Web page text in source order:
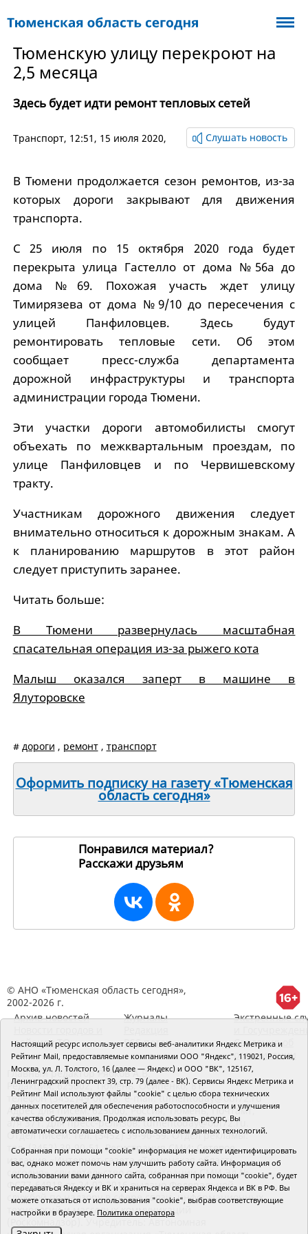
Тюменскую улицу перекроют на
2,5 месяца
Здесь будет идти ремонт тепловых сетей
Транспорт, 12:51, 15 июля 2020, Слушать новость
В Тюмени продолжается сезон ремонтов, из-за
которых дороги закрывают для движения
транспорта.
С 25 июля по 15 октября 2020 года будет
перекрыта улица Гастелло от дома №56а до
дома №69. Похожая участь ждет улицу
Тимирязева от дома №9/10 до пересечения с
улицей Панфиловцев. Здесь будут
ремонтировать тепловые сети. Об этом
сообщает пресс-служба департамента
дорожной инфраструктуры и транспорта
администрации города Тюмени.
Эти участки дороги автомобилисты смогут
объехать по межквартальным проездам, по
улице Панфиловцев и по Червишевскому
тракту.
Участникам дорожного движения следует
внимательно относиться к дорожным знакам. А
к планированию маршрутов в этот район
следует приступить заранее.
Читать больше:
В Тюмени развернулась масштабная
спасательная операция из-за рыжего кота
Малыш оказался заперт в машине в
Ялуторовске
# дороги , ремонт, транспорт
Оформить подписку на газету «Тюменская
область сегодня»
Понравился материал?
Расскажи друзьям
© АНО «Тюменская область сегодня»,
2002-2026 г.
Архив новостей
районов ТО
Журналы
RSS поток
Экстренные
Сведения об
организации
Главный редактор Рябков А.В.
Редакция: 625002, Тюмень, Осипенко, 81,
телефон (3452)49-00-18, e-mail: tumentoday@obl72.ru
Адрес для писем: 625000, Россия, Тюмень, Почтамт,
а/я 371. Для пресс-релизов: tumentoday@obl72.ru.
Отдел писем: тел. (3452) 39-90-59. Отдел рекламы:
тел. (3452) 39-90-51. Регистрация СМИ: Сетевое
издание «Интернет-газета «Тюменская область
сегодня», свидетельство о регистрации СМИ Эл №
ФС77-64918 от 24.02.2016 выдано Федеральной
службой по надзору в сфере связи, информационных
технологий и массовых коммуникаций
(Роскомнадзор). Учредитель: Автономная
Настоящий ресурс использует сервисы веб-аналитики Яндекс Метрика и
Рейтинг Mail, предоставляемые компаниями ООО "Яндекс", 119021, Россия,
Москва, ул. Л. Толстого, 16 (далее — Яндекс) и ООО "ВК", 125167,
Ленинградский проспект 39, стр. 79 (далее - ВК). Сервисы Яндекс Метрика и
Рейтинг Mail используют файлы "cookie" с целью сбора технических
данных посетителей для обеспечения работоспособности и улучшения
качества обслуживания. Продолжая использовать ресурс, Вы
автоматически соглашаетесь с использованием данных технологий.
Собранная при помощи "cookie" информация не может идентифицировать
вас, однако может помочь нам улучшить работу сайта. Информация об
использовании вами данного сайта, собранная при помощи "cookie", будет
передаваться Яндексу и ВК и храниться на серверах Яндекса и ВК в РФ. Вы
можете отказаться от использования "cookie", выбрав соответствующие
настройки в браузере. Политика оператора